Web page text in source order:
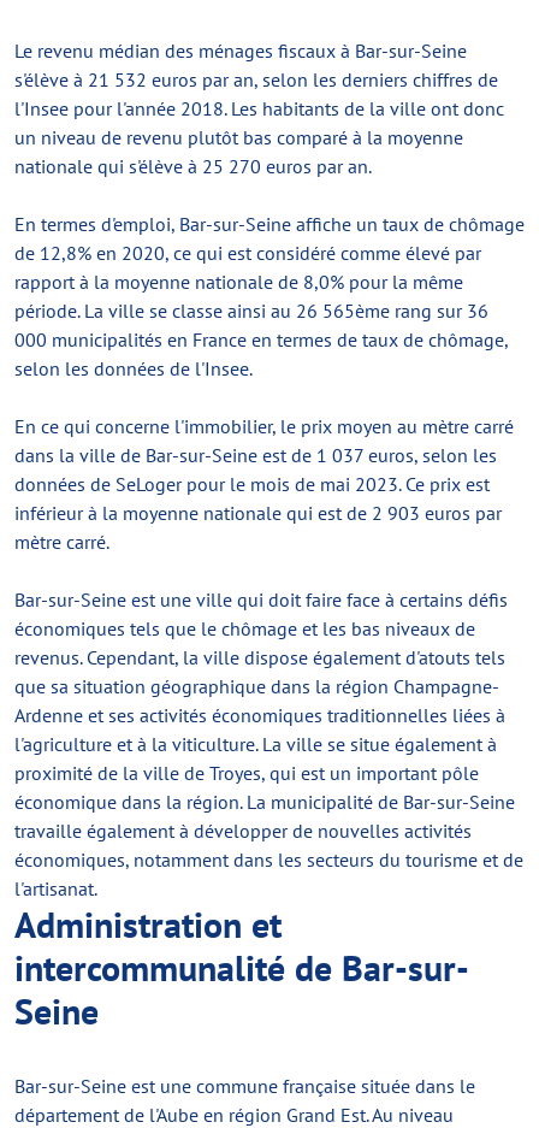
Le revenu médian des ménages fiscaux à Bar-sur-Seine
s'élève à 21 532 euros par an, selon les derniers chiffres de
l'Insee pour l'année 2018. Les habitants de la ville ont donc
un niveau de revenu plutôt bas comparé à la moyenne
nationale qui s'élève à 25 270 euros par an.
En termes d'emploi, Bar-sur-Seine affiche un taux de chômage
de 12,8% en 2020, ce qui est considéré comme élevé par
rapport à la moyenne nationale de 8,0% pour la même
période. La ville se classe ainsi au 26 565ème rang sur 36
000 municipalités en France en termes de taux de chômage,
selon les données de l'Insee.
En ce qui concerne l'immobilier, le prix moyen au mètre carré
dans la ville de Bar-sur-Seine est de 1 037 euros, selon les
données de SeLoger pour le mois de mai 2023. Ce prix est
inférieur à la moyenne nationale qui est de 2 903 euros par
mètre carré.
Bar-sur-Seine est une ville qui doit faire face à certains défis
économiques tels que le chômage et les bas niveaux de
revenus. Cependant, la ville dispose également d'atouts tels
que sa situation géographique dans la région Champagne-
Ardenne et ses activités économiques traditionnelles liées à
l'agriculture et à la viticulture. La ville se situe également à
proximité de la ville de Troyes, qui est un important pôle
économique dans la région. La municipalité de Bar-sur-Seine
travaille également à développer de nouvelles activités
économiques, notamment dans les secteurs du tourisme et de
l'artisanat.
Administration et
intercommunalité de Bar-sur-
Seine
Bar-sur-Seine est une commune française située dans le
département de l'Aube en région Grand Est. Au niveau